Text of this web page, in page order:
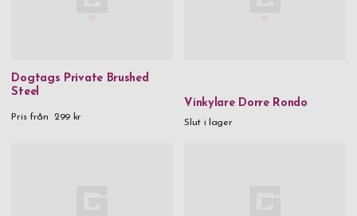
Dogtags Private Brushed
Steel
Pris från 299 kr
Vinkylare Dorre Rondo
Slut i lager